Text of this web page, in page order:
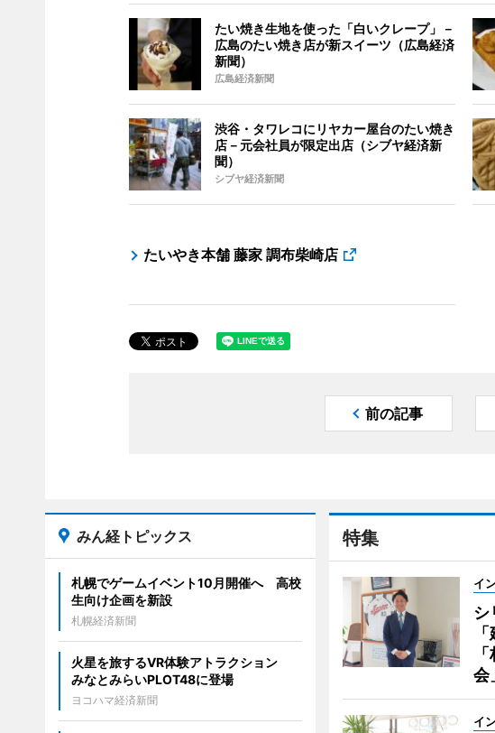
たい焼き生地を使った「白いクレープ」－
広島のたい焼き店が新スイーツ（広島経済
新聞）
広島経済新聞
渋谷・タワレコにリヤカー屋台のたい焼き
店－元会社員が限定出店（シブヤ経済新
聞）
シブヤ経済新聞
たいやき本舗 藤家 調布柴崎店
前の記事
特集
イ
シ
会
イ
みん経トピックス
札幌でゲームイベント10月開催へ 高校
生向け企画を新設
札幌経済新聞
火星を旅するVR体験アトラクション
みなとみらいPLOT48に登場
ヨコハマ経済新聞